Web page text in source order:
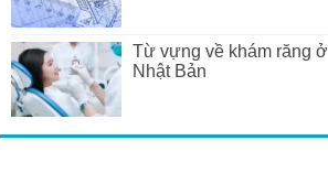
Từ vựng về khám răng ở
Nhật Bản